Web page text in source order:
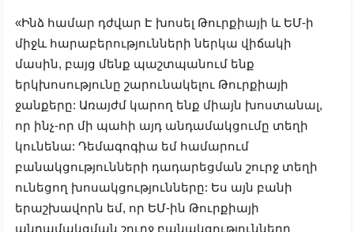
«Ինձ համար դժվար Է խոսել Թուրքիայի և ԵՄ-ի
միջև հարաբերությունների ներկա վիճակի
մասին, բայց մենք պաշտպանում ենք
երկխոսությունը շարունակելու Թուրքիայի
ջանքերը: Առայժմ կարող ենք միայն խոստանալ,
որ ինչ-որ մի պահի այդ անդամակցումը տեղի
կունենա: Դեմագոգիա եմ համարում
բանակցությունների դադարեցման շուրջ տեղի
ունեցող խոսակցությունները: Ես այն բանի
երաշխավորն եմ, որ ԵՄ-ին Թուրքիայի
անդամակցման շուրջ բանակցությունները